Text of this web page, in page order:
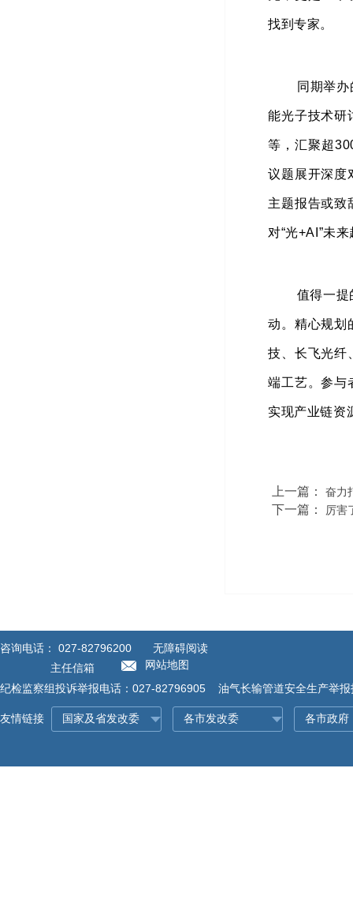
找到专家。
同期举
能光子技术研
等，汇聚超
议题展开深度
主题报告或致
对“光+AI”未
值得一提
动。精心规划
技、长飞光纤
端工艺。参与
实现产业链资
上一篇： 奋力
下一篇： 厉害
咨询电话： 027-82796200
无障碍阅读
主任信箱
网站地图
纪检监察组投诉举报电话：027-82796905 油气长输管道安全生产举
友情链接